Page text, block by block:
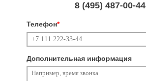
8 (495) 487-00-44
Телефон*
Дополнительная информация